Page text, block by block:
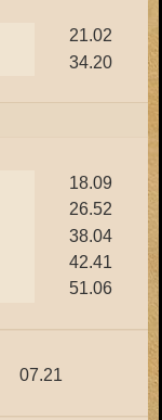
21.02
34.20
18.09
26.52
38.04
42.41
51.06
07.21